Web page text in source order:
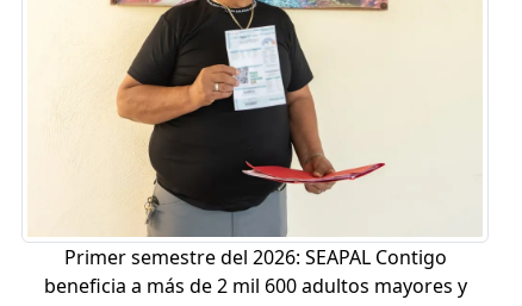
Primer semestre del 2026: SEAPAL Contigo
beneficia a más de 2 mil 600 adultos mayores y